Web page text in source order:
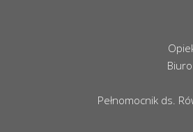
Pełnomocnik ds.